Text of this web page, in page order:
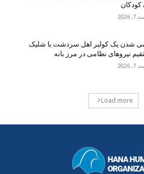
کودکان
2026
شدن یک کولبر اهل سردشت با شلیک
نیروهای نظامی در مرز بانه
2026
Load more